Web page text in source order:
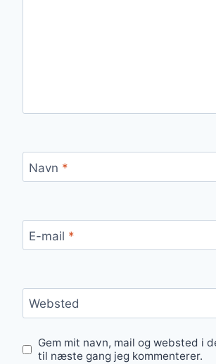
Navn *
E-mail *
Websted
Gem mit navn, mail og websted i
til næste gang jeg kommenterer.